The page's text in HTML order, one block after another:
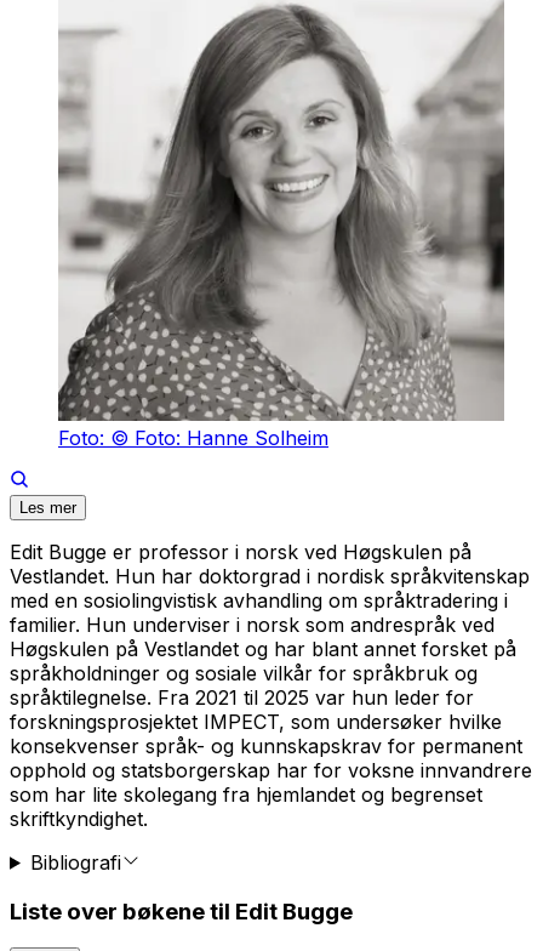
Foto: © Foto: Hanne Solheim
Les mer
Edit Bugge er professor i norsk ved Høgskulen på
Vestlandet. Hun har doktorgrad i nordisk språkvitenskap
med en sosiolingvistisk avhandling om språktradering i
familier. Hun underviser i norsk som andrespråk ved
Høgskulen på Vestlandet og har blant annet forsket på
språkholdninger og sosiale vilkår for språkbruk og
språktilegnelse. Fra 2021 til 2025 var hun leder for
forskningsprosjektet IMPECT, som undersøker hvilke
konsekvenser språk- og kunnskapskrav for permanent
opphold og statsborgerskap har for voksne innvandrere
som har lite skolegang fra hjemlandet og begrenset
skriftkyndighet.
Bibliografi
Liste over bøkene til Edit Bugge